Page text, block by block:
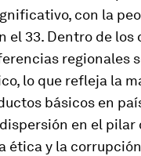
con la
el 33. Dentro de
regionales
lo que refleja la
básicos en
en el
ética y la